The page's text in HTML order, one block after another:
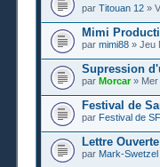
par Titouan 12 »
Mimi
par mimi88 » Jeu
Supression
par Morcar» Mer
Festival de
par Festival de SF
Lettre
par Mark-Swetzel